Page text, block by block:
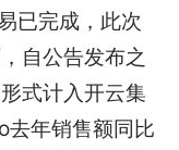
已完成，此次
自公告发布之
式计入开云集
年销售额同比